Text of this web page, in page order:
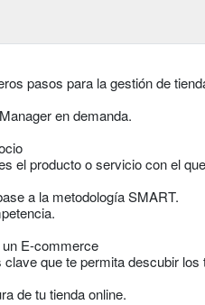
pasos para la gestión de
en demanda.
el producto o servicio con el
a la metodología SMART.
E-commerce
que te permita descubir
de tu tienda online.